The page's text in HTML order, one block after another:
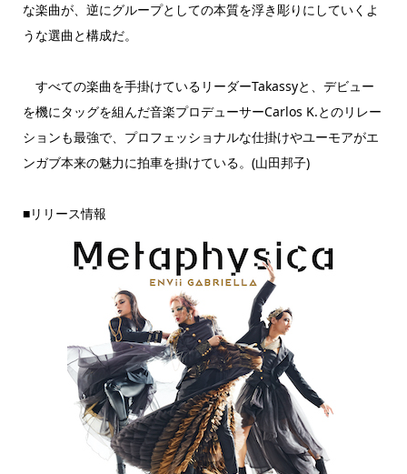
な楽曲が、逆にグループとしての本質を浮き彫りにしていくよ
うな選曲と構成だ。
すべての楽曲を手掛けているリーダーTakassyと、デビュー
を機にタッグを組んだ音楽プロデューサーCarlos K.とのリレー
ションも最強で、プロフェッショナルな仕掛けやユーモアがエ
ンガブ本来の魅力に拍車を掛けている。(山田邦子)
■リリース情報